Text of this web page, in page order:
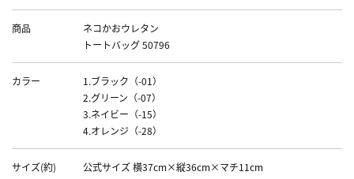
商品
ネコかおウレタン
トートバッグ 50796
カラー
1.ブラック（-01）
2.グリーン（-07）
3.ネイビー（-15）
4.オレンジ（-28）
サイズ(約)
公式サイズ 横37cm×縦36cm×マチ11cm